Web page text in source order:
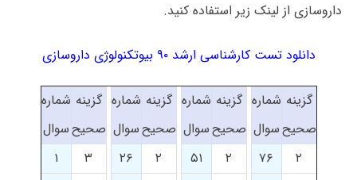
داروسازی از لینک زیر استفاده کنید.
دانلود تست کارشناسی ارشد ۹۰ بیوتکنولوژی داروسازی
گزینه
صحیح
شماره
سوال
گزینه
صحیح
شماره
سوال
گزینه
صحیح
شماره
سوال
گزینه
صحیح
شماره
سوال
۲
۷۶ ۲ ۵۱ ۲ ۲۶ ۳
۱